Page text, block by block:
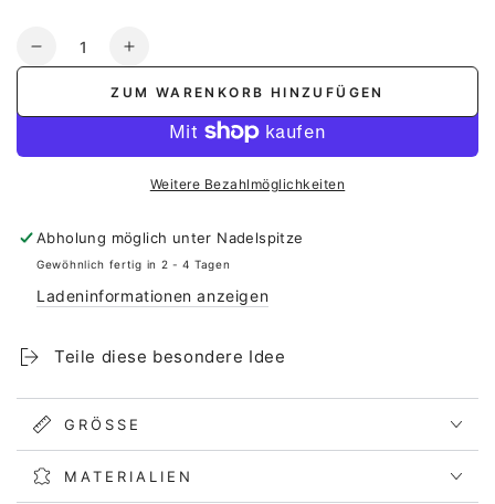
Anzahl
Verringere Erhöhe
Menge
Kofferanhänger
ZUM WARENKORB HINZUFÜGEN
Weitere Bezahlmöglichkeiten
Abholung möglich unter Nadelspitze
Gewöhnlich fertig in 2 - 4 Tagen
Ladeninformationen anzeigen
Teile diese besondere Idee
GRÖSSE
MATERIALIEN